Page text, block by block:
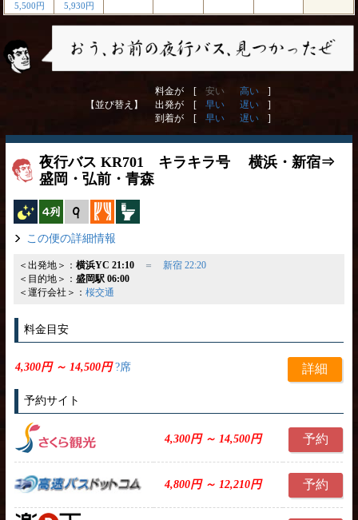
5,500円
5,930円
【並び替え】
料金が [ 安い 高い
]
出発が [
早い 遅い
]
到着が [
早い 遅い ]
夜行バス KR701 キラキラ号 横浜・新宿⇒
盛岡・弘前・青森
夜行バス
横4列 縦9列 カーテン
この便の詳細情報
＜出発地＞： 横浜YC 21:10＝
新宿 22:20
＜目的地＞： 盛岡駅 06:00
＜運行会社＞： 桜交通
料金目安
4,300円 ～ 14,500円?席 詳細
予約サイト
4,300円 ～ 14,500円 予約
4,800円 ～ 12,210円 予約